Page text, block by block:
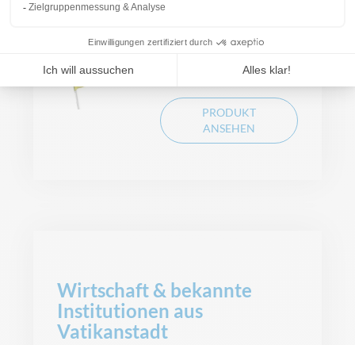
PRODUKT
ANSEHEN
Wirtschaft & bekannte
Institutionen aus
Vatikanstadt